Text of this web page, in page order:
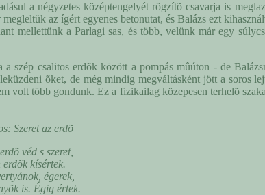
a négyzetes középtengelyét rögzítõ csavarja is
az ígért egyenes betonutat, és Balázs ezt
mellettünk a Parlagi sas, és több, velünk már egy
csalitos erdõk között a pompás mûúton - de
õket, de még mindig megváltásként jött a soros
volt több gondunk. Ez a fizikailag közepesen terhelõ
Szeret az erdõ
véd s szeret,
kísértek.
égerek,
is. Égig értek.